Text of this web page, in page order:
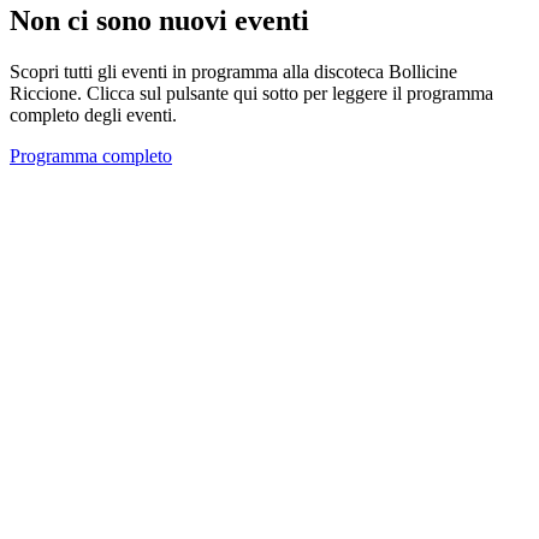
Non ci sono nuovi eventi
Scopri tutti gli eventi in programma alla discoteca Bollicine
Riccione. Clicca sul pulsante qui sotto per leggere il programma
completo degli eventi.
Programma completo